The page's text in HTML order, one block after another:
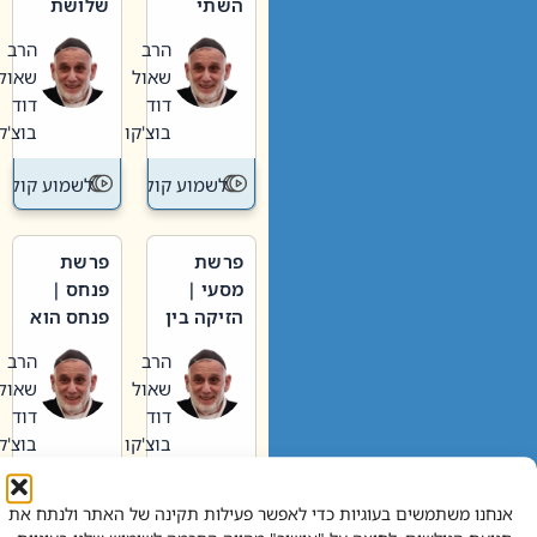
אנחנו משתמשים בעוגיות כדי לאפשר פעילות תקינה של האתר ולנתח את
וערב של
חיינו
הרב
שאול
דוד
בוצ'קו
לשמוע קול תורה – מדרש
האבות
הרב
שאול
דוד
בוצ'קו
לשמוע קול
פרשת
מסעי |
הזיקה בין
הגדול לעם הרב
שאול
דוד
בוצ'קו
לשמוע קול תורה – מדרש
פרשת
פנחס |
פנחס הוא
אליהו: בין
קנאות
הורסת
לקנאות
בונה
הרב
שאול
דוד
בוצ'קו
לשמוע קול